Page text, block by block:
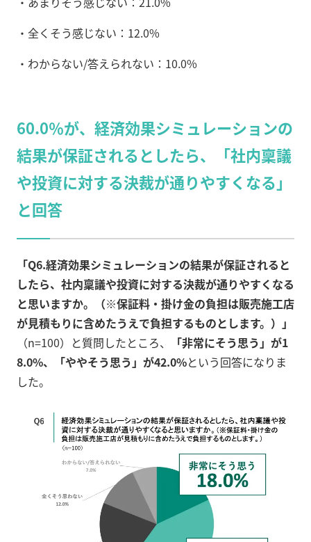
・全くそう感じない：12.0%
・わからない/答えられない：10.0%
60.0％が、経済効果シミュレーションの
結果が保証されるとしたら、「社内稟議
や投資に対する決裁が通りやすくなる」
と回答
「Q6.経済効果シミュレーションの結果が保証されると
したら、社内稟議や投資に対する決裁が通りやすくなる
と思いますか。（※保証料・掛け金の負担は販売施工店
が見積もりに含めたうえで負担するものとします。）」
（n=100）と質問したところ、
「非常にそう思う」が1
8.0%、「ややそう思う」が42.0%という回答になりま
した。